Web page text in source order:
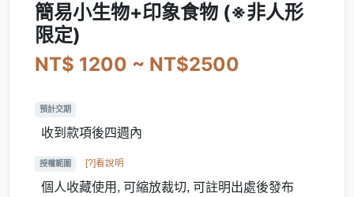
簡易小生物+印象食物 (※非人形
限定)
NT$ 1200 ~ NT$2500
預計交期
收到款項後四週內
授權範圍 [?]看說明
個人收藏使用, 可縮放裁切, 可註明出處後發布